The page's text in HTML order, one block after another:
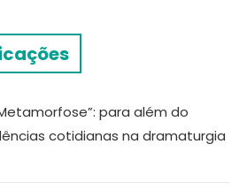
para além do
cotidianas na dramaturgia